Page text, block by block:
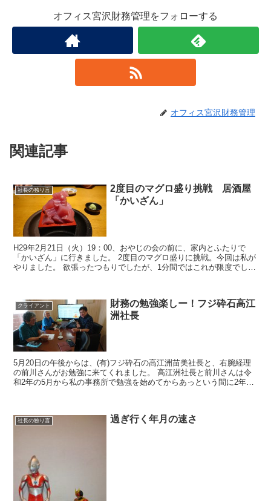
オフィス宮沢財務管理をフォローする
オフィス宮沢財務管理
関連記事
社長の独り言
2度目のマグロ盛り挑戦 居酒屋
「かいざん」
H29年2月21日（火）19：00、おやじの会の前に、家内とふたりで
「かいざん」に行きました。 2度目のマグロ盛りに挑戦。今回は私が
やりました。 欲張ったつもりでしたが、1分間ではこれが限度でし
クライアント
財務の勉強楽しー！フジ砕石高江
洲社長
5月20日の午後からは、(有)フジ砕石の高江洲苗美社長と、右腕経理
の前川さんがお勉強に来てくれました。 高江洲社長と前川さんは令
和2年の5月から私の事務所で勉強を始めてからあっという間に2年が
社長の独り言 過ぎ行く年月の速さ